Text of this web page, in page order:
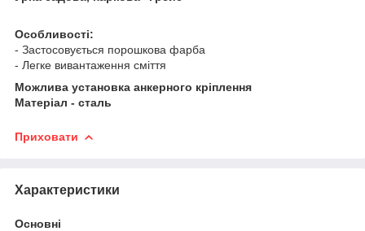
Особливості:
- Застосовується порошкова фарба
- Легке вивантаження сміття
Можлива установка анкерного кріплення
Матеріал - сталь
Приховати
Характеристики
Основні